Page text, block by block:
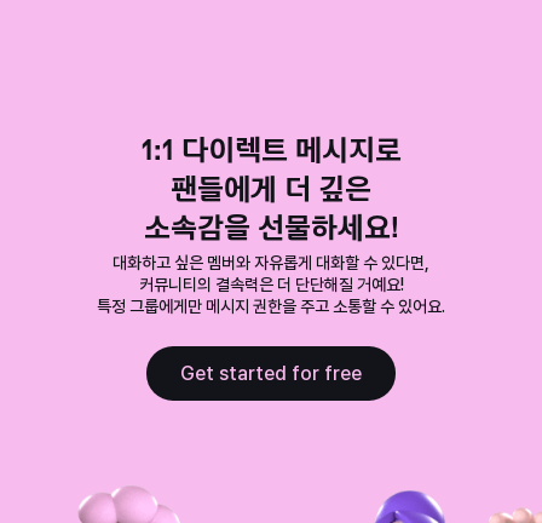
1:1 다이렉트 메시지로
팬들에게 더 깊은
소속감을 선물하세요!
대화하고 싶은 멤버와 자유롭게 대화할 수 있다면,
커뮤니티의 결속력은 더 단단해질 거예요!
특정 그룹에게만 메시지 권한을 주고 소통할 수 있어요.
Get started for free